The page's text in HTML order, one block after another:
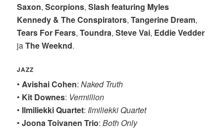
Saxon,Scorpions,Slash featuring Myles
Kennedy & The Conspirators,Tangerine Dream,
Tears For Fears,Toundra,Steve Vai, Eddie Vedder
jaTheWeeknd.
JAZZ
• Avishai Cohen:Naked Truth
• Kit Downes: Vermillion
• Ilmiliekki Quartet: Ilmiliekki Quartet
•Joona Toivanen Trio:Both Only